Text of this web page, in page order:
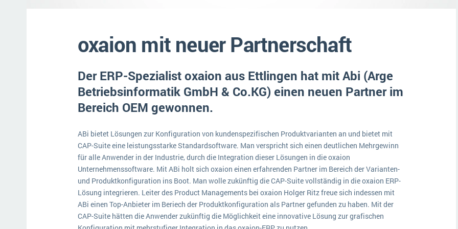
Services
Vermietung
MEHR ÜBER ERP-SOFTWARE
oxaion mit neuer Partnerschaft
Der ERP-Spezialist oxaion aus Ettlingen hat mit Abi (Arge
Betriebsinformatik GmbH & Co.KG) einen neuen Partner im
Bereich OEM gewonnen.
ABi bietet Lösungen zur Konfiguration von kundenspezifischen Produktvarianten an und bietet mit
CAP-Suite eine leistungsstarke Standardsoftware. Man verspricht sich einen deutlichen Mehrgewinn
für alle Anwender in der Industrie, durch die Integration dieser Lösungen in die oxaion
Unternehmenssoftware. Mit ABi holt sich oxaion einen erfahrenden Partner im Bereich der Varianten-
und Produktkonfiguration ins Boot. Man wolle zukünftig die CAP-Suite vollständig in die oxaion ERP-
Lösung integrieren. Leiter des Product Managements bei oxaion Holger Ritz freue sich indessen mit
ABi einen Top-Anbieter im Beriech der Produktkonfiguration als Partner gefunden zu haben. Mit der
CAP-Suite hätten die Anwender zukünftig die Möglichkeit eine innovative Lösung zur grafischen